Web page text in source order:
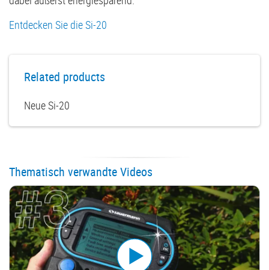
Entdecken Sie die Si-20
Related products
Neue Si-20
Thematisch verwandte Videos